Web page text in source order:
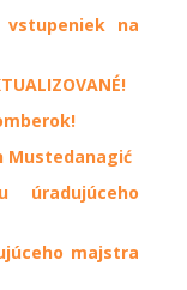
na
Mustedanagić
úradujúceho
majstra